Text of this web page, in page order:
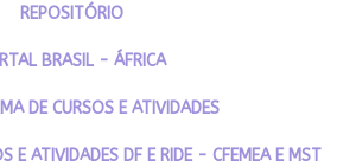
REPOSITÓRIO
BRASIL - ÁFRICA
DE CURSOS E ATIVIDADES
E ATIVIDADES DF E RIDE - CFEMEA E MST